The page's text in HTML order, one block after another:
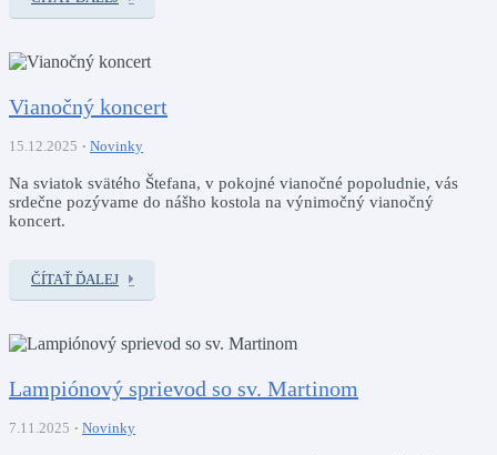
Vianočný koncert
15.12.2025 Novinky
Na sviatok svätého Štefana, v pokojné vianočné popoludnie, vás
srdečne pozývame do nášho kostola na výnimočný vianočný
koncert.
ČÍTAŤ ĎALEJ
Lampiónový sprievod so sv. Martinom
7.11.2025 Novinky